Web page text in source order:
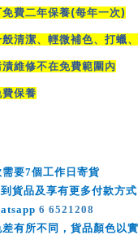
費二年保養(每年一次)
清潔、輕微補色、打蠟
維修不在免費範圍內
保養
要7個工作日寄貨
到貨品及享有更多付款方式
6 6521208
有所不同，貨品顏色以